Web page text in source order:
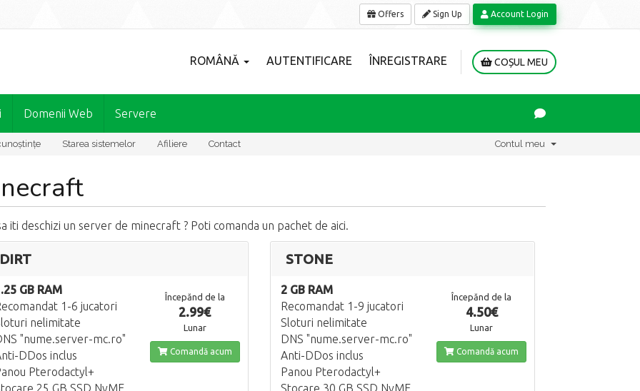
Offers Sign Up Account Login
ROMÂNĂ AUTENTIFICARE ÎNREGISTRARE COȘUL MEU
Domenii Web Servere
Starea sistemelor Afiliere Contact Contul meu
iti deschizi un server de minecraft ? Poti comanda un pachet de aici.
DIRT
GB RAM
1-6 jucatori
nelimitate
"nume.server-mc.ro"
DDos inclus
Pterodactyl+
25 GB SSD NvME
Începănd de la
2.99€
Lunar
Comandă acum
STONE
2 GB RAM
Recomandat 1-9 jucatori
Sloturi nelimitate
DNS "nume.server-mc.ro"
Anti-DDos inclus
Panou Pterodactyl+
Stocare 30 GB SSD NvME
Începănd de la
4.50€
Lunar
Comandă acum